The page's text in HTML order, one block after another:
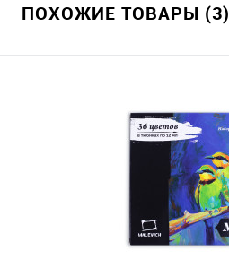
ПОХОЖИЕ ТОВАРЫ (3)